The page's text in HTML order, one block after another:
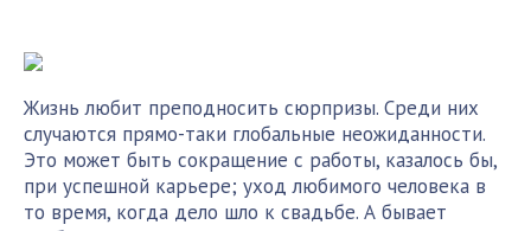
Жизнь любит преподносить сюрпризы. Среди них
случаются прямо-таки глобальные неожиданности.
Это может быть сокращение с работы, казалось бы,
при успешной карьере; уход любимого человека в
то время, когда дело шло к свадьбе. А бывает